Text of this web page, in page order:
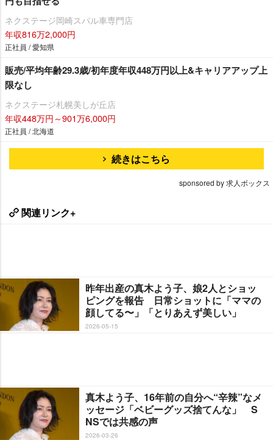
ネクステージ岡崎スバル車専門店
年収816万2,000円
正社員 / 愛知県
販売/平均年齢29.3歳/初年度年収448万円以上&キャリアアップ上
限なし
ネクステージ札幌美しが丘店
年収448万円～901万6,000円
正社員 / 北海道
続きはこちら
sponsored by 求人ボックス
関連リンク+
昨年出産の真木よう子、娘2人とショッ
ピングを報告 日常ショットに「ママの
顔してる〜」「とりあえず美しい」
2026-05-15
真木よう子、16年前の自分へ“辛辣”なメ
ッセージ「ベビーグッズ捨てんな」 S
NSでは共感の声
2026-03-26